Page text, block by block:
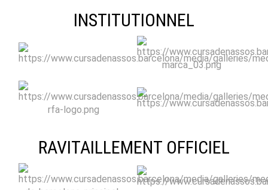
INSTITUTIONNEL
RAVITAILLEMENT OFFICIEL